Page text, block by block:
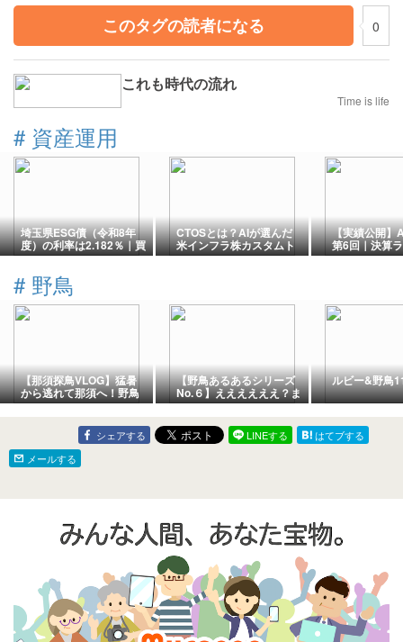
このタグの読者になる
0
これも時代の流れ
Time is life
# 資産運用
埼玉県ESG債（令和8年
度）の利率は2.182％｜買
い方・リスク・個人向け
CTOSとは？AIが選んだ
米インフラ株カスタムト
ラックを解説
【実績公開】
第6回｜決算
み益急拡大
# 野鳥
【那須探鳥VLOG】猛暑
から逃れて那須へ！野鳥
ゼロの大ピンチから奇跡
の遭遇へ【コサメビタ
キ・キビタキ】
【野鳥あるあるシリーズ
No.６】ええええええ？ま
じ？？💢
ルビー&野鳥
シェアする LINEする
はてブする
メールする